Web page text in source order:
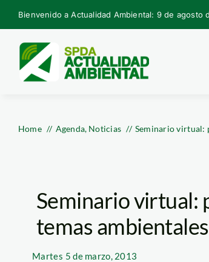
Skip
to
content
Bienvenido a Actualidad Ambiental: 9 de agosto
Home Agenda Noticias Seminario virtual:
Seminario virtual:
temas ambientales
Martes 5 de marzo, 2013